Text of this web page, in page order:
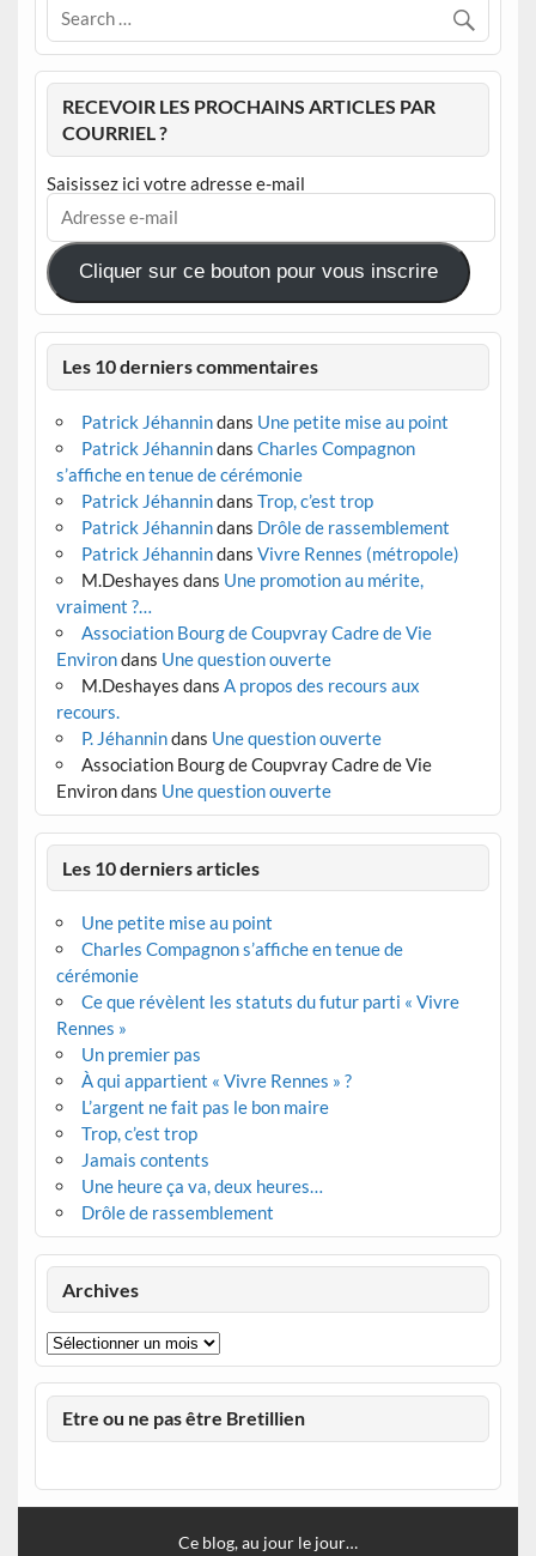
RECEVOIR LES PROCHAINS ARTICLES PAR
COURRIEL ?
Saisissez ici votre adresse e-mail
Adresse
mail
Cliquer sur ce bouton pour vous inscrire
Les 10 derniers commentaires
Patrick Jéhannindans Une petite mise au point
Patrick Jéhannindans Charles Compagnon
s’affiche en tenue de cérémonie
Patrick Jéhannindans Trop, c’est trop
Patrick Jéhannindans Drôle de rassemblement
Patrick Jéhannindans Vivre Rennes (métropole)
M.Deshayes dans Une promotion au mérite,
vraiment ?…
Association Bourg de Coupvray Cadre de Vie
Environdans Une question ouverte
M.Deshayes dans A propos des recours aux
recours.
P. Jéhannindans Une question ouverte
Association Bourg de Coupvray Cadre de Vie
Environdans Une question ouverte
Les 10 derniers articles
Une petite mise au point
Charles Compagnon s’affiche en tenue de
cérémonie
Ce que révèlent les statuts du futur parti « Vivre
Rennes »
Un premier pas
À qui appartient « Vivre Rennes » ?
L’argent ne fait pas le bon maire
Trop, c’est trop
Jamais contents
Une heure ça va, deux heures…
Drôle de rassemblement
Archives
Archives
Etre ou ne pas être Bretillien
Ce blog, au jour le jour…